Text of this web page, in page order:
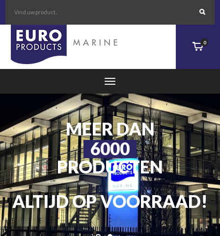
0
VOOR SCHEEPSLEVERANCIERS
EN DE BINNENVAART!
MEER DAN
6000
PRODUCTEN
ALTIJD OP VOORRAAD!